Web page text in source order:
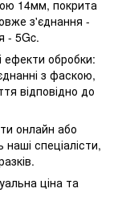
14мм, покрита
з'єднання -
- 5Gc.
ефекти обробки:
з фаскою,
відповідно до
онлайн або
спеціалісти,
ціна та